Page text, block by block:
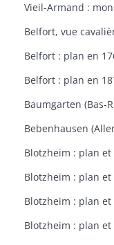
Belfort, vue
Belfort : plan en
Belfort : plan en
Baumgarten (Bas-